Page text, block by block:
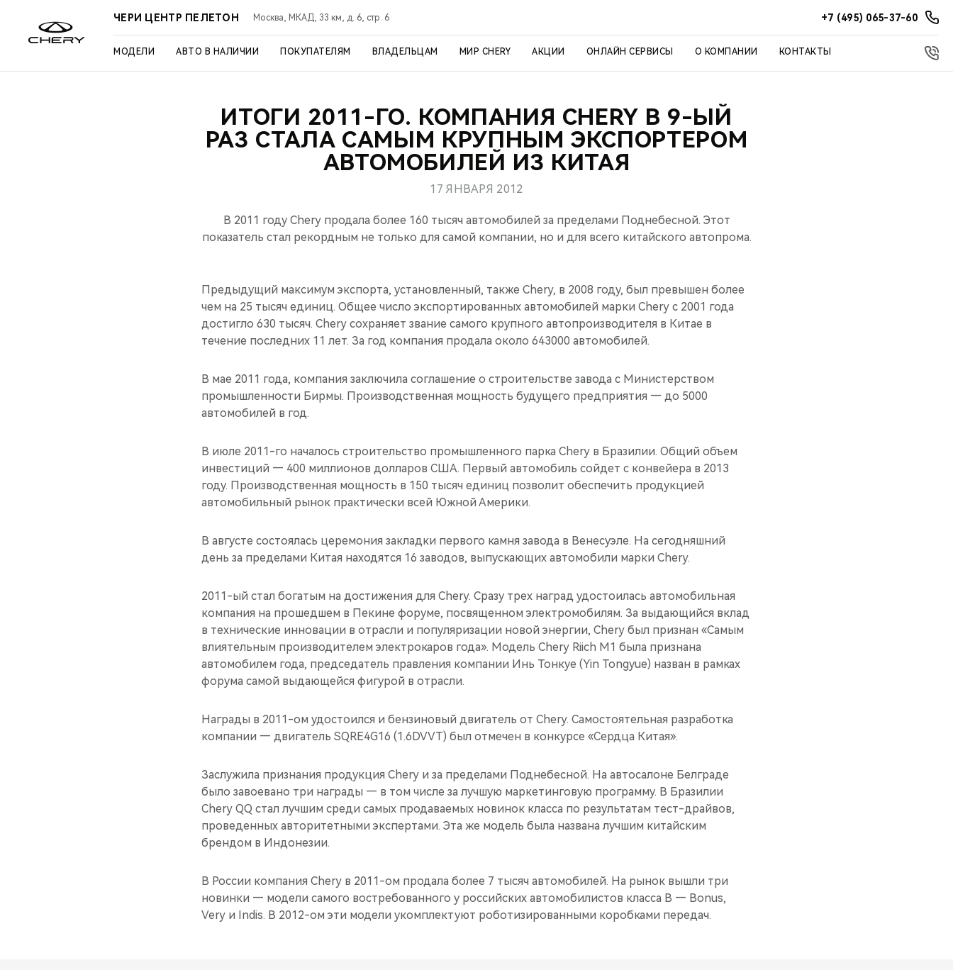
ЧЕРИ ЦЕНТР ПЕЛЕТОН Москва, МКАД, 33 км, д. 6, стр. 6 +7 (495) 065-37-60
МОДЕЛИ АВТО В НАЛИЧИИ ПОКУПАТЕЛЯМ ВЛАДЕЛЬЦАМ МИР CHERY АКЦИИ ОНЛАЙН СЕРВИСЫ О КОМПАНИИ КОНТАКТЫ
ИТОГИ 2011-ГО. КОМПАНИЯ CHERY В 9-ЫЙ
РАЗ СТАЛА САМЫМ КРУПНЫМ ЭКСПОРТЕРОМ
АВТОМОБИЛЕЙ ИЗ КИТАЯ
17 ЯНВАРЯ 2012
В 2011 году Chery продала более 160 тысяч автомобилей за пределами Поднебесной. Этот
показатель стал рекордным не только для самой компании, но и для всего китайского автопрома.
Предыдущий максимум экспорта, установленный, также Chery, в 2008 году, был превышен более
чем на 25 тысяч единиц. Общее число экспортированных автомобилей марки Chery с 2001 года
достигло 630 тысяч. Chery сохраняет звание самого крупного автопроизводителя в Китае в
течение последних 11 лет. За год компания продала около 643000 автомобилей.
В мае 2011 года, компания заключила соглашение о строительстве завода с Министерством
промышленности Бирмы. Производственная мощность будущего предприятия — до 5000
автомобилей в год.
В июле 2011-го началось строительство промышленного парка Chery в Бразилии. Общий объем
инвестиций — 400 миллионов долларов США. Первый автомобиль сойдет с конвейера в 2013
году. Производственная мощность в 150 тысяч единиц позволит обеспечить продукцией
автомобильный рынок практически всей Южной Америки.
В августе состоялась церемония закладки первого камня завода в Венесуэле. На сегодняшний
день за пределами Китая находятся 16 заводов, выпускающих автомобили марки Chery.
2011-ый стал богатым на достижения для Chery. Сразу трех наград удостоилась автомобильная
компания на прошедшем в Пекине форуме, посвященном электромобилям. За выдающийся вклад
в технические инновации в отрасли и популяризации новой энергии, Chery был признан «Самым
влиятельным производителем электрокаров года». Модель Chery Riich M1 была признана
автомобилем года, председатель правления компании Инь Тонкуе (Yin Tongyue) назван в рамках
форума самой выдающейся фигурой в отрасли.
Награды в 2011-ом удостоился и бензиновый двигатель от Chery. Самостоятельная разработка
компании — двигатель SQRE4G16 (1.6DVVT) был отмечен в конкурсе «Сердца Китая».
Заслужила признания продукция Chery и за пределами Поднебесной. На автосалоне Белграде
было завоевано три награды — в том числе за лучшую маркетинговую программу. В Бразилии
Chery QQ стал лучшим среди самых продаваемых новинок класса по результатам тест-драйвов,
проведенных авторитетными экспертами. Эта же модель была названа лучшим китайским
брендом в Индонезии.
В России компания Chery в 2011-ом продала более 7 тысяч автомобилей. На рынок вышли три
новинки — модели самого востребованного у российских автомобилистов класса B — Bonus,
Very и Indis. В 2012-ом эти модели укомплектуют роботизированными коробками передач.